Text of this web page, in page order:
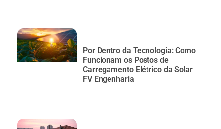
Por Dentro da Tecnologia: Como
Funcionam os Postos de
Carregamento Elétrico da Solar
FV Engenharia